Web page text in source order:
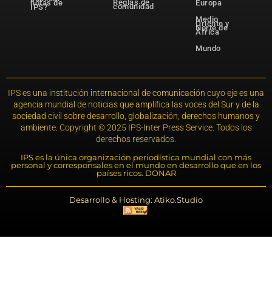
notas de
IPS?
Reglas de
comunidad
Europa
Medio
Oriente y
Norte de
África
Mundo
IPS es una institución internacional de comunicación cuyo eje es una
agencia mundial de noticias que amplifica las voces del Sur y de la
sociedad civil sobre desarrollo, globalización, derechos humanos y
ambiente. Copyright © 2025 IPS-Inter Press Service. Todos los
derechos reservados.
IPS es la única organización periodística mundial con más
personal y corresponsales en el mundo en desarrollo que en los
países ricos. DONAR
Desarrollo & Hosting: Atiko.Studio